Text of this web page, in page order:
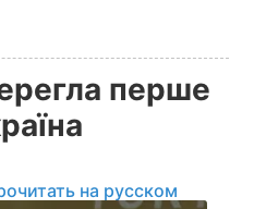
перше
на русском